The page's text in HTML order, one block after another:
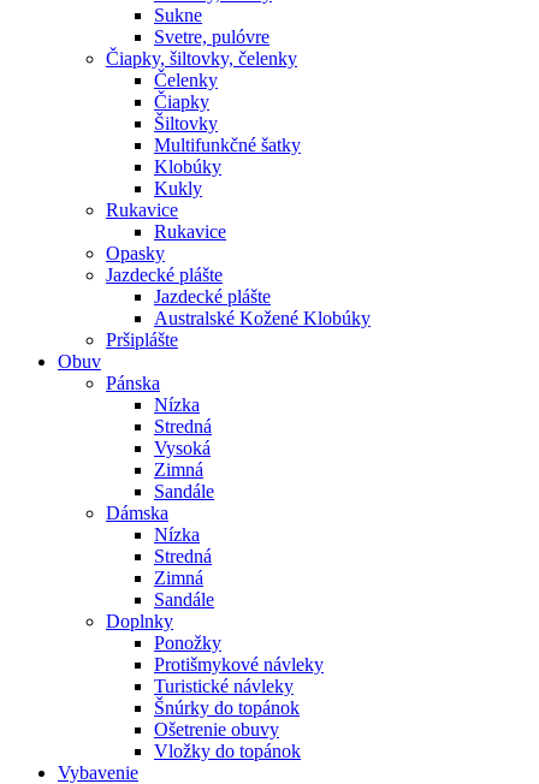
Sukne
Svetre, pulóvre
Čiapky, šiltovky, čelenky
Čelenky
Čiapky
Šiltovky
Multifunkčné šatky
Klobúky
Kukly
Rukavice
Rukavice
Opasky
Jazdecké plášte
Jazdecké plášte
Australské Kožené Klobúky
Pršiplášte
Obuv
Pánska
Nízka
Stredná
Vysoká
Zimná
Sandále
Dámska
Nízka
Stredná
Zimná
Sandále
Doplnky
Ponožky
Protišmykové návleky
Turistické návleky
Šnúrky do topánok
Ošetrenie obuvy
Vložky do topánok
Vybavenie